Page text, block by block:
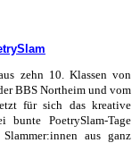
zehn 10. Klassen von
BBS Northeim und vom
für sich das kreative
bunte PoetrySlam-Tage
aus ganz